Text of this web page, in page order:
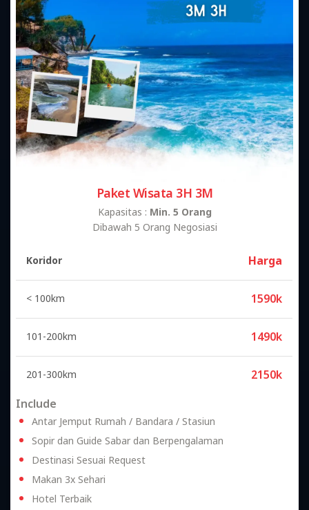
Paket Wisata 3H 3M
Kapasitas : Min. 5 Orang
Dibawah 5 Orang Negosiasi
Koridor
Harga
< 100km 1590k
101-200km 1490k
201-300km
2150k
Include
Antar Jemput Rumah / Bandara / Stasiun
Sopir dan Guide Sabar dan Berpengalaman
Destinasi Sesuai Request
Makan 3x Sehari
Hotel Terbaik